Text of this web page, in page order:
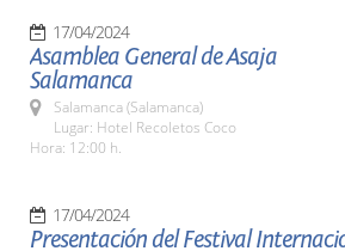
17/04/2024
Asamblea General de Asaja
Salamanca
Salamanca (Salamanca)
Lugar: Hotel Recoletos Coco
Hora: 12:00 h.
17/04/2024
Presentación del Festival